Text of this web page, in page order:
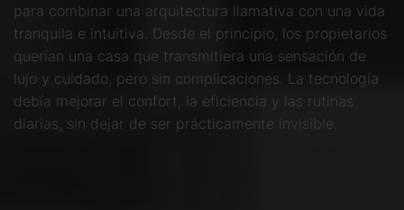
para combinar una arquitectura llamativa con una vida
tranquila e intuitiva. Desde el principio, los propietarios
querían una casa que transmitiera una sensación de
lujo y cuidado, pero sin complicaciones. La tecnología
debía mejorar el confort, la eficiencia y las rutinas
diarias, sin dejar de ser prácticamente invisible.